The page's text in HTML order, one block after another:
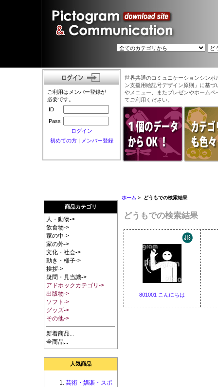
ご利用はメンバー登録が
必要です。
ID
Pass
ログイン
初めての方| メンバー登録
世界共通のコミュニケーションシン
ン支援用絵記号デザイン原則」に基
やメニュー、またプレゼンやホーム
てご利用ください。
商品カテゴリ
人・動物->
飲食物->
家の中->
家の外->
文化・社会->
動き・様子->
挨拶->
疑問・見当識->
アドホックカテゴリ->
出版物->
ソフト->
グッズ->
その他->
新着商品...
全商品...
人気商品
芸術・娯楽・スポ
ホーム > どうもでの検索結果
どうもでの検索結果
801001 こんにちは